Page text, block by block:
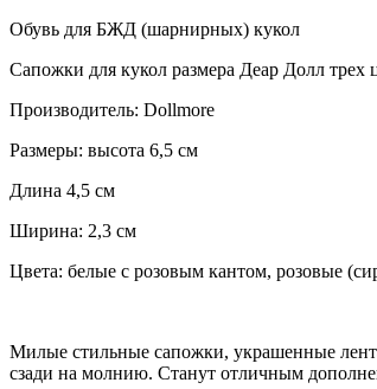
Обувь для БЖД (шарнирных) кукол
Сапожки для кукол размера Деар Долл
Производитель: Dollmore
Размеры: высота 6,5 см
Длина 4,5 см
Ширина: 2,3 см
Цвета: белые с розовым кантом, розовые
Милые стильные сапожки, украшенные
сзади на молнию. Станут отличным